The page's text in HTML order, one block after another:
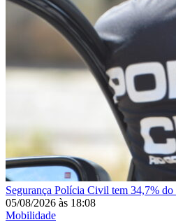
Segurança Polícia Civil tem 34,7% do
05/08/2026 às 18:08
Mobilidade